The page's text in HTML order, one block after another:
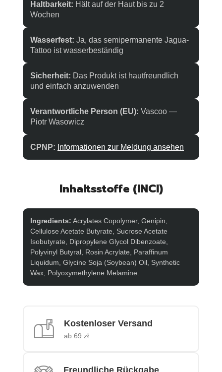
Haltbarkeit: Hält auf der Haut bis zu 2
Wochen
Wasserfest: Ja, das semipermanente Jagua-
Tattoo ist wasserbeständig
Sicherheit: Das Produkt ist hautfreundlich
und einfach anzuwenden
Verantwortliche Person (EU): Vascoo —
Piotr Wasowicz
CPNP: Informationen zur Meldung ansehen
Inhaltsstoffe (INCI)
Ingredients: Acrylates Copolymer, Genipin,
Cellulose Acetate Butyrate, Sucrose Acetate
Isobutyrate, Dipropylene Glycol Dibenzoate,
Polyvinyl Butyral, Rosin Acrylate, Paraffinum
Liquidum, Glycine Soja (Soybean) Oil, Synthetic
Wax, Polyoxymethylene Melamine.
Kostenloser Versand
ab 69 zł
Freundliche Rückgabe